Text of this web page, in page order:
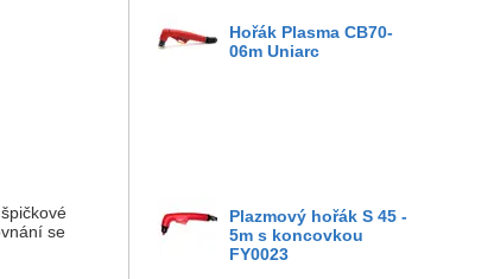
Hořák Plasma CB70-
06m Uniarc
Plazmový hořák S 45 -
5m s koncovkou
FY0023
se